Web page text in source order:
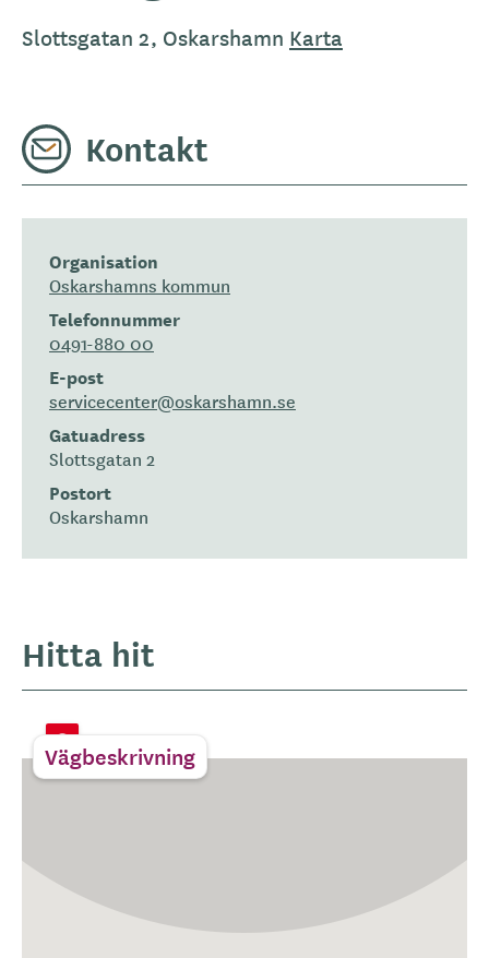
Slottsgatan 2, Oskarshamn Karta
Kontakt
Organisation
Oskarshamns kommun
Telefonnummer
0491-880 00
E-post
servicecenter@oskarshamn.se
Gatuadress
Slottsgatan 2
Postort
Oskarshamn
Hitta hit
Vägbeskrivning